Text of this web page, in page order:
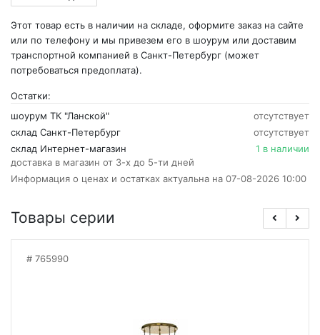
Этот товар есть в наличии на складе, оформите заказ на сайте
или по телефону и мы привезем его в шоурум или доставим
транспортной компанией в Санкт-Петербург (может
потребоваться предоплата).
Остатки:
шоурум ТК "Ланской"
отсутствует
склад Санкт-Петербург
отсутствует
склад Интернет-магазин
1 в наличии
доставка в магазин от 3-х до 5-ти дней
Информация о ценах и остатках актуальна на 07-08-2026 10:00
Товары серии
765990